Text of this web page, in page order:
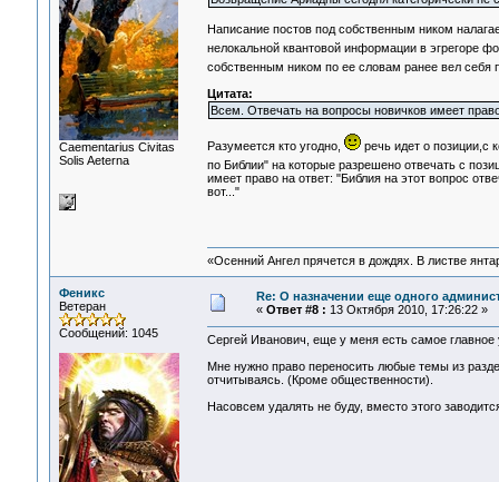
Сaementarius Civitas
Solis Aeterna
Написание постов под собственным ником
нелокальной квантовой информации в эгрегоре
собственным ником по ее словам ранее вел себя
Цитата:
Всем. Отвечать на вопросы новичков имеет
Разумеется кто угодно,
речь идет о позиции,с
по Библии" на которые разрешено отвечать с
имеет право на ответ: "Библия на этот вопрос
вот..."
«Осенний Ангел прячется в дождях. В листве
Феникс
Ветеран
Сообщений: 1045
Re: О назначении еще одного
« Ответ #8 : 13 Октября 2010, 17:26:22 »
Сергей Иванович, еще у меня есть самое главное
Мне нужно право переносить любые темы из
отчитываясь. (Кроме общественности).
Насовсем удалять не буду, вместо этого